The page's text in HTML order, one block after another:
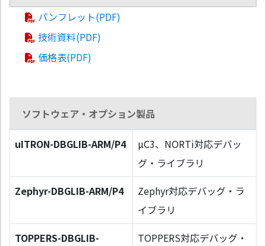
パンフレット(PDF)
技術資料(PDF)
価格表(PDF)
ソフトウェア・オプション製品
uITRON-DBGLIB-ARM/P4
µC3、NORTi対応デバッ
グ・ライブラリ
Zephyr-DBGLIB-ARM/P4
Zephyr対応デバッグ・ラ
イブラリ
TOPPERS-DBGLIB-
TOPPERS対応デバッグ・